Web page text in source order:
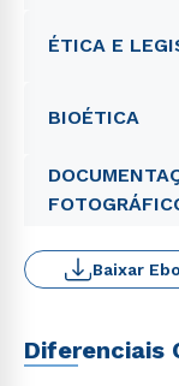
ÉTICA E
BIOÉTICA
Baixar
Diferenciais